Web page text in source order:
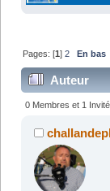
Pages: [1]2 En bas
Auteur
fois)
0 Membres et 1